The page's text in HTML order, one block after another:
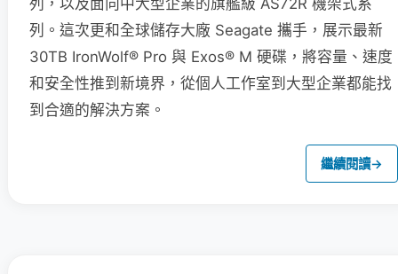
列。這次更和全球儲存大廠 Seagate 攜手，展示最新
30TB IronWolf® Pro 與 Exos® M 硬碟，將容量、速度
和安全性推到新境界，從個人工作室到大型企業都能找
到合適的解決方案。
繼續閱讀→